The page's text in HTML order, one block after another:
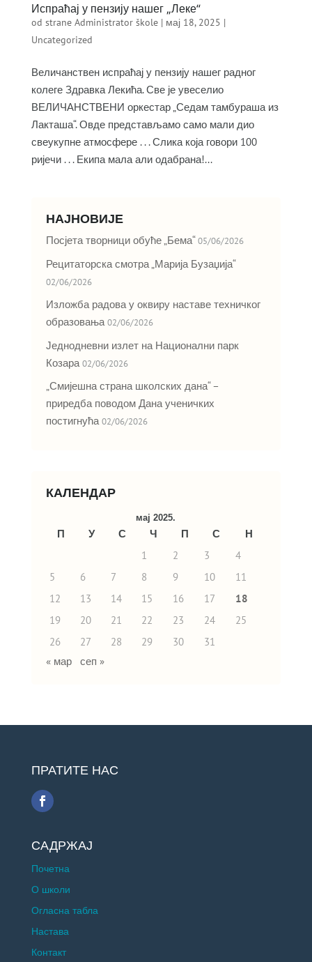
Испраћај у пензију нашег „Леке“
od strane Administrator škole| мај 18, 2025 |
Uncategorized
Величанствен испраћај у пензију нашег радног
колеге Здравка Лекића. Све је увеселио
ВЕЛИЧАНСТВЕНИ оркестар „Седам тамбураша из
Лакташа“. Овде представљамо само мали дио
свеукупне атмосфере . . . Слика која говори 100
ријечи . . . Екипа мала али одабрана!...
НАЈНОВИЈЕ
Посјета творници обуће „Бема“ 05/06/2026
Рецитаторска смотра „Марија Бузаџија“
02/06/2026
Изложба радова у оквиру наставе техничког
образовања 02/06/2026
Једнодневни излет на Национални парк
Козара 02/06/2026
„Смијешна страна школских дана“ –
приредба поводом Дана ученичких
постигнућа 02/06/2026
КАЛЕНДАР
мај 2025.
П У С Ч П С
Н
1
2 3
4
5
6 7 8 9 10
11
12
13 14 15 16 17
18
19
20 21 22 23 24
25
26
27 28 29 30
31
« мар
сеп »
ПРАТИТЕ НАС
САДРЖАЈ
Почетна
О школи
Огласна табла
Настава
Контакт